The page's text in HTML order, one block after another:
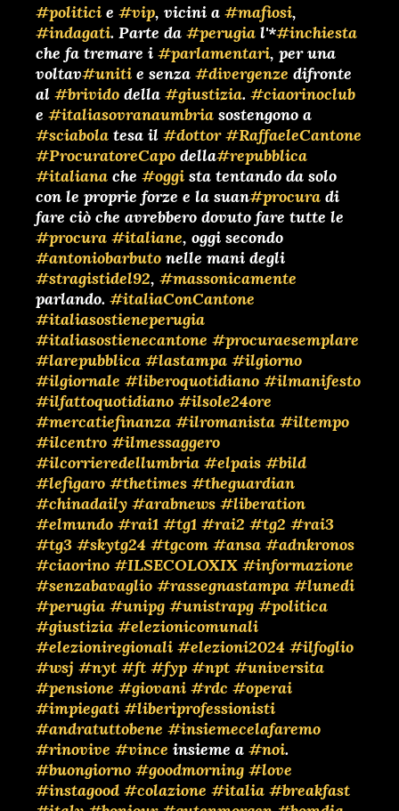
#politici e #vip, vicini a #mafiosi,
#indagati. Parte da #perugia l'*#inchiesta
che fa tremare i #parlamentari, per una
voltav#uniti e senza #divergenze difronte
al #brivido della #giustizia. #ciaorinoclub
e #italiasovranaumbria sostengono a
#sciabola tesa il #dottor #RaffaeleCantone
#ProcuratoreCapo della#repubblica
#italiana che #oggi sta tentando da solo
con le proprie forze e la suan#procura di
fare ciò che avrebbero dovuto fare tutte le
#procura #italiane, oggi secondo
#antoniobarbuto nelle mani degli
#stragistidel92, #massonicamente
parlando. #italiaConCantone
#italiasostieneperugia
#italiasostienecantone #procuraesemplare
#larepubblica #lastampa #ilgiorno
#ilgiornale #liberoquotidiano #ilmanifesto
#ilfattoquotidiano #ilsole24ore
#mercatiefinanza #ilromanista #iltempo
#ilcentro #ilmessaggero
#ilcorrieredellumbria #elpais #bild
#lefigaro #thetimes #theguardian
#chinadaily #arabnews #liberation
#elmundo #rai1 #tg1 #rai2 #tg2 #rai3
#tg3 #skytg24 #tgcom #ansa #adnkronos
#ciaorino #ILSECOLOXIX #informazione
#senzabavaglio #rassegnastampa #lunedi
#perugia #unipg #unistrapg #politica
#giustizia #elezionicomunali
#elezioniregionali #elezioni2024 #ilfoglio
#wsj #nyt #ft #fyp #npt #universita
#pensione #giovani #rdc #operai
#impiegati #liberiprofessionisti
#andratuttobene #insiemecelafaremo
#rinovive #vince insieme a #noi.
#buongiorno #goodmorning #love
#instagood #colazione #italia #breakfast